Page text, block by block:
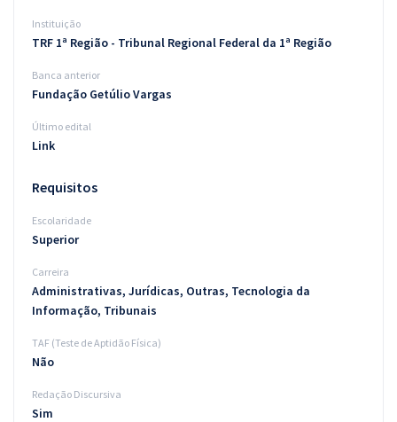
Instituição
TRF 1ª Região - Tribunal Regional Federal da 1ª Região
Banca anterior
Fundação Getúlio Vargas
Último edital
Link
Requisitos
Escolaridade
Superior
Carreira
Administrativas, Jurídicas, Outras, Tecnologia da
Informação, Tribunais
TAF (Teste de Aptidão Física)
Não
Redação Discursiva
Sim